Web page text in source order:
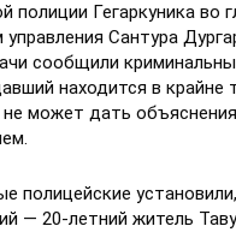
полиции Гегаркуника во
управления Сантура
сообщили
находится в крайне
не может дать
полицейские
— 20-летний житель